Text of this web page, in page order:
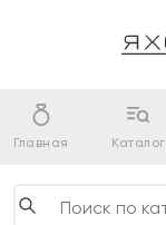
Главная Каталог